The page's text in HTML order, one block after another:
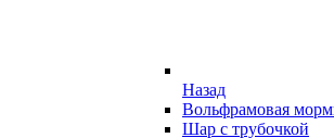
Назад
Вольфрамовая
Шар с трубочкой